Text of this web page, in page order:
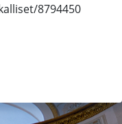
8794450